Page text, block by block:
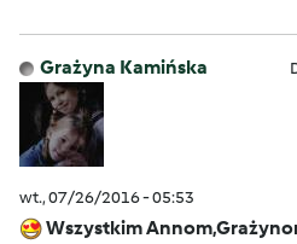
Grażyna Kamińska
wt., 07/26/2016 - 05:53
Wszystkim